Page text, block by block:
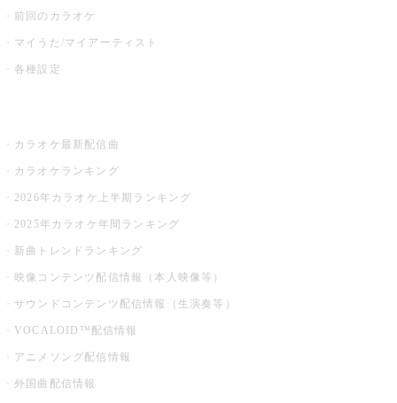
前回のカラオケ
マイうた/マイアーティスト
各種設定
カラオケ最新配信曲
カラオケランキング
2026年カラオケ上半期ランキング
2025年カラオケ年間ランキング
新曲トレンドランキング
映像コンテンツ配信情報（本人映像等）
サウンドコンテンツ配信情報（生演奏等）
VOCALOID™配信情報
アニメソング配信情報
外国曲配信情報